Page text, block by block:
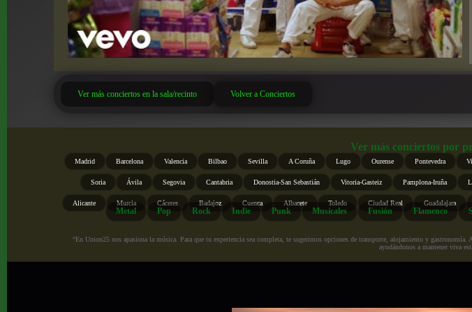
Ver más conciertos en la sala/recinto Volver a Conciertos
Ver más conciertos por
Madrid Barcelona Valencia Bilbao Sevilla A Coruña Lugo Ourense Pontevedra
Soria Ávila Segovia Cantabria Donostia-San Sebastián Vitoria-Gasteiz Pamplona-Iruña
Alicante Murcia Cáceres Badajoz Cuenca Albacete Toledo Ciudad Real Guadalajara
Metal Pop Rock Indie Punk Musicales Fusión Flamenco
“En Union25 nos apasiona la música. Para que tu experiencia sea completa, te sugerimos opciones de transporte, alojamiento y
ayudándonos a mantener viva